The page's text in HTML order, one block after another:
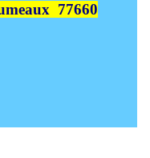
77660